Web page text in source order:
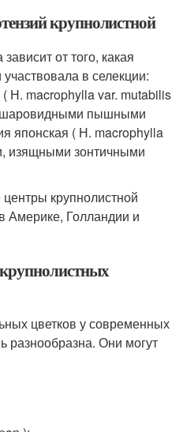
крупнолистной
от того, какая
в селекции:
Н. macrophylla var. mutabilis
пышными
японская ( Н. macrophylla
изящными зонтичными
крупнолистной
Америке, Голландии и
цветков у современных
разнообразна. Они могут